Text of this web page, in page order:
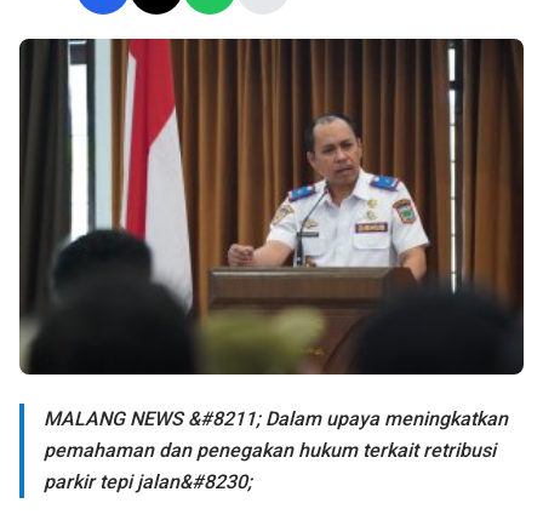
MALANG NEWS &#8211; Dalam upaya meningkatkan
pemahaman dan penegakan hukum terkait retribusi
parkir tepi jalan&#8230;